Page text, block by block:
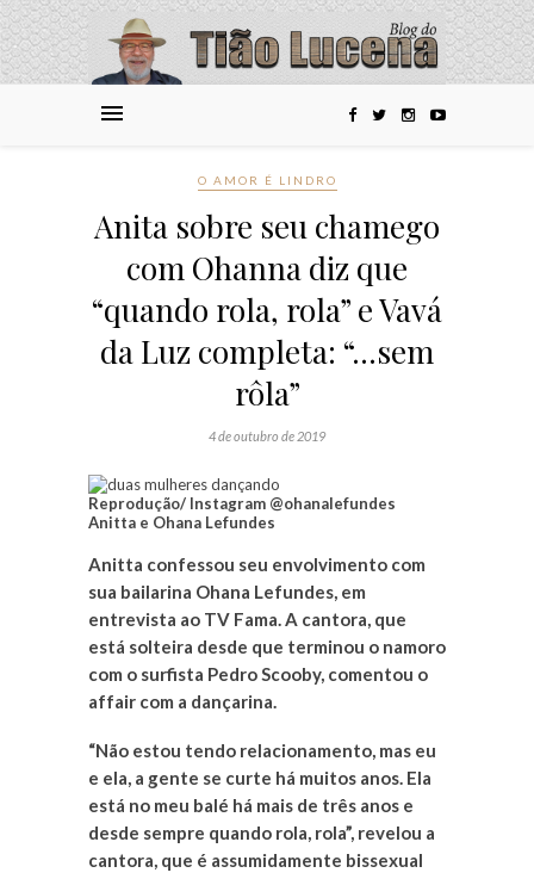
O AMOR É LINDRO
Anita sobre seu chamego
com Ohanna diz que
“quando rola, rola” e Vavá
da Luz completa: “…sem
rôla”
4 de outubro de 2019
Reprodução/ Instagram @ohanalefundes
Anitta e Ohana Lefundes
Anitta confessou seu envolvimento com
sua bailarina Ohana Lefundes, em
entrevista ao TV Fama. A cantora, que
está solteira desde que terminou o namoro
com o surfista Pedro Scooby, comentou o
affair com a dançarina.
“Não estou tendo relacionamento, mas eu
e ela, a gente se curte há muitos anos. Ela
está no meu balé há mais de três anos e
desde sempre quando rola, rola”, revelou a
cantora, que é assumidamente bissexual